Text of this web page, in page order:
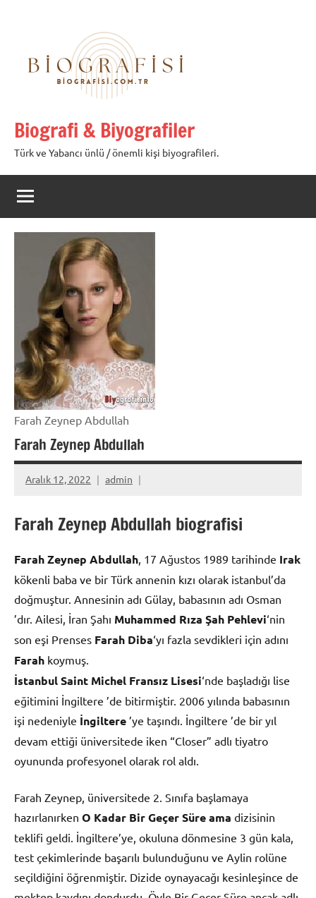
Biografi & Biyografiler
Türk ve Yabancı ünlü / önemli kişi biyografileri.
Farah Zeynep Abdullah
Farah Zeynep Abdullah
Aralık 12, 2022 admin
Farah Zeynep Abdullah biografisi
Farah Zeynep Abdullah , 17 Ağustos 1989 tarihinde Irak
kökenli baba ve bir Türk annenin kızı olarak istanbul’da
doğmuştur. Annesinin adı Gülay, babasının adı Osman
’dır. Ailesi, İran Şahı Muhammed Rıza Şah Pehlevi‘nin
son eşi Prenses Farah Diba‘yı fazla sevdikleri için adını
Farah koymuş.
İstanbul Saint Michel Fransız Lisesi‘nde başladığı lise
eğitimini İngiltere ’de bitirmiştir. 2006 yılında babasının
işi nedeniyle İngiltere ’ye taşındı. İngiltere ’de bir yıl
devam ettiği üniversitede iken “Closer” adlı tiyatro
oyununda profesyonel olarak rol aldı.
Farah Zeynep, üniversitede 2. Sınıfa başlamaya
hazırlanırken O Kadar Bir Geçer Süre ama dizisinin
teklifi geldi. İngiltere’ye, okuluna dönmesine 3 gün kala,
test çekimlerinde başarılı bulunduğunu ve Aylin rolüne
seçildiğini öğrenmiştir. Dizide oynayacağı kesinleşince de